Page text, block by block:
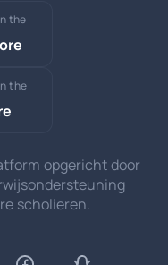
the
the
opgericht door
scholieren.